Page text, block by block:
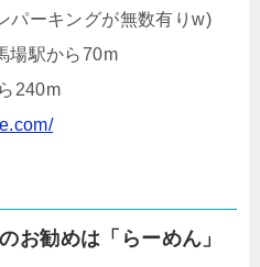
パーキングが無数有りw)
場駅から70m
お勧めは「らーめん」